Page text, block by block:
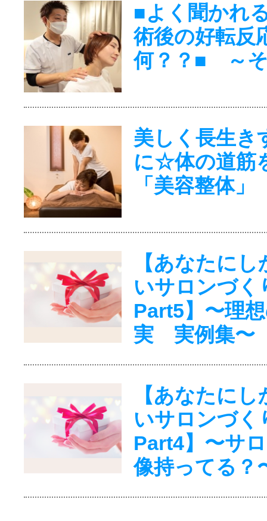
■よく聞かれ
術後の好転反
何？？■ ～
美しく長生き
に☆体の道筋
「美容整体」
【あなたに
いサロンづく
Part5】〜理
実 実例集〜
【あなたに
いサロンづく
Part4】〜サ
像持ってる？